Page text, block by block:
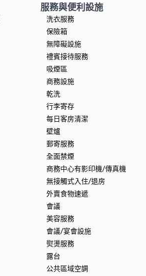
服務與便利設施
洗衣服務
保險箱
無障礙設施
禮賓接待服務
吸煙區
商務設施
乾洗
行李寄存
每日客房清潔
壁爐
郵寄服務
全面禁煙
商務中心有影印機/傳真機
無接觸式入住/退房
外賣食物速遞
會議
美容服務
會議/宴會設施
熨燙服務
露台
公共區域空調